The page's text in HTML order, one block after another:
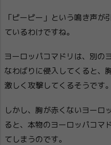
「ピーピー」という鳴き声
ているわけですね。
ヨーロッパコマドリは、別の
なわばりに侵入してくると、
激しく攻撃してくるそうです。
しかし、胸が赤くないヨーロ
ると、本物のヨーロッパコマ
てしまうのです。